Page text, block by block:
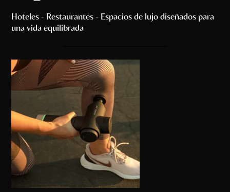
Hoteles - Restaurantes - Espacios de lujo diseñados para
una vida equilibrada